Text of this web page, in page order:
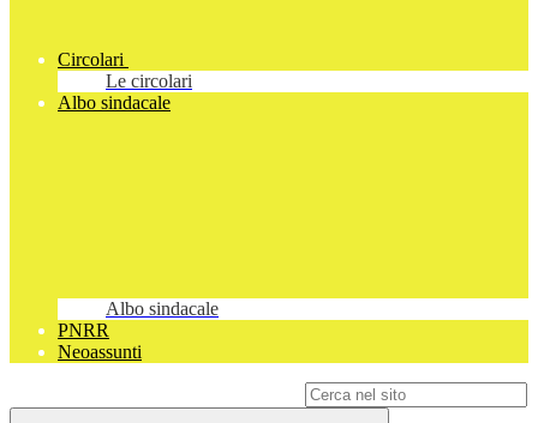
Circolari
Le circolari
Albo sindacale
Albo sindacale
PNRR
Neoassunti